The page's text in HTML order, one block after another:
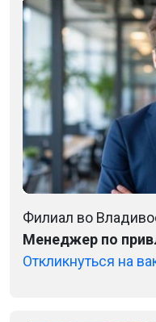
Филиал во
Менеджер по
Откликнуться на